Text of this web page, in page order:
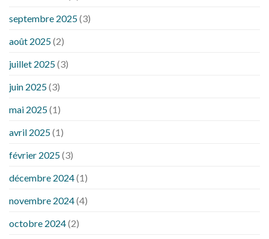
septembre 2025(3)
août 2025(2)
juillet 2025(3)
juin 2025(3)
mai 2025(1)
avril 2025(1)
février 2025(3)
décembre 2024(1)
novembre 2024(4)
octobre 2024(2)